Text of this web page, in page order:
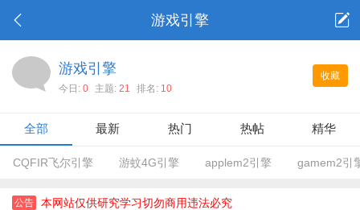
游戏引擎
收藏
游戏引擎
今日: 0 主题: 21 排名: 10
全部 最新 热门 热帖 精华
CQFIR飞尔引擎 游蚊4G引擎 applem2引擎 gamem2引
公告 本网站仅供研究学习切勿商用违法必究